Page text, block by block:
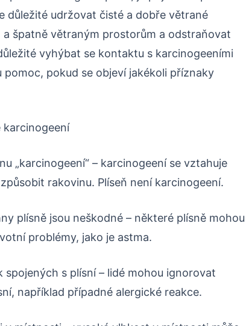
důležité udržovat čisté a dobře větrané
špatně větraným prostorům a odstraňovat
vyhýbat se kontaktu s karcinogeeními
pomoc, pokud se objeví jakékoli příznaky
karcinogeení
„karcinogeení“ – karcinogeení se vztahuje
rakovinu. Plíseň není karcinogeení.
plísně jsou neškodné – některé plísně mohou
problémy, jako je astma.
s plísní – lidé mohou ignorovat
například případné alergické reakce.